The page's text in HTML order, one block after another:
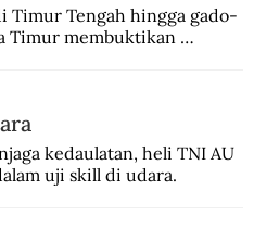
Timur Tengah hingga gado-
Timur membuktikan
kedaulatan, heli TNI AU
uji skill di udara.